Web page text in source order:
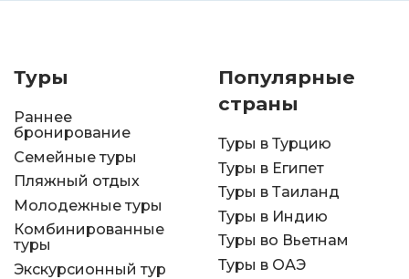
Туры
Раннее
бронирование
Семейные туры
Пляжный отдых
Молодежные туры
Комбинированные
туры
Экскурсионный тур
Популярные
страны
Туры в Турцию
Туры в Египет
Туры в Таиланд
Туры в Индию
Туры во Вьетнам
Туры в ОАЭ